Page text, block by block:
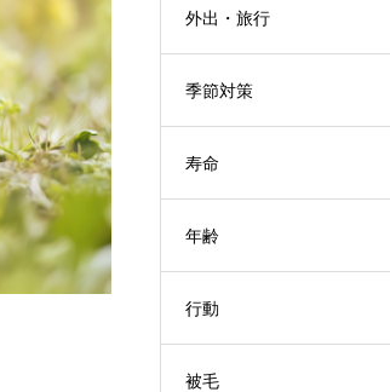
外出・旅行
季節対策
寿命
年齢
行動
被毛